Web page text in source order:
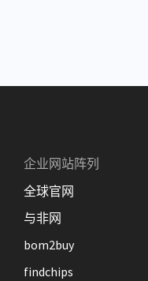
企业网站阵列
全球官网
与非网
bom2buy
findchips